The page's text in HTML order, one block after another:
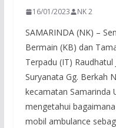
16/01/2023 NK 2
SAMARINDA (NK) –
Bermain (KB) dan
Terpadu (IT)
Suryanata Gg. Berkah
kecamatan Samarinda
mengetahui
mobil ambulance